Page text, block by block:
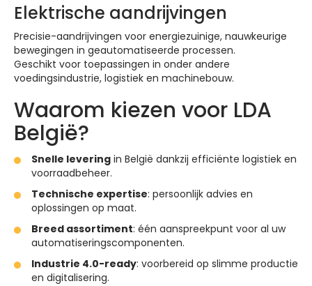
Elektrische aandrijvingen
Precisie-aandrijvingen voor energiezuinige, nauwkeurige
bewegingen in geautomatiseerde processen.
Geschikt voor toepassingen in onder andere
voedingsindustrie, logistiek en machinebouw.
Waarom kiezen voor LDA
België?
Snelle levering in België dankzij efficiënte logistiek en
voorraadbeheer.
Technische expertise: persoonlijk advies en
oplossingen op maat.
Breed assortiment: één aanspreekpunt voor al uw
automatiseringscomponenten.
Industrie 4.0-ready: voorbereid op slimme productie
en digitalisering.